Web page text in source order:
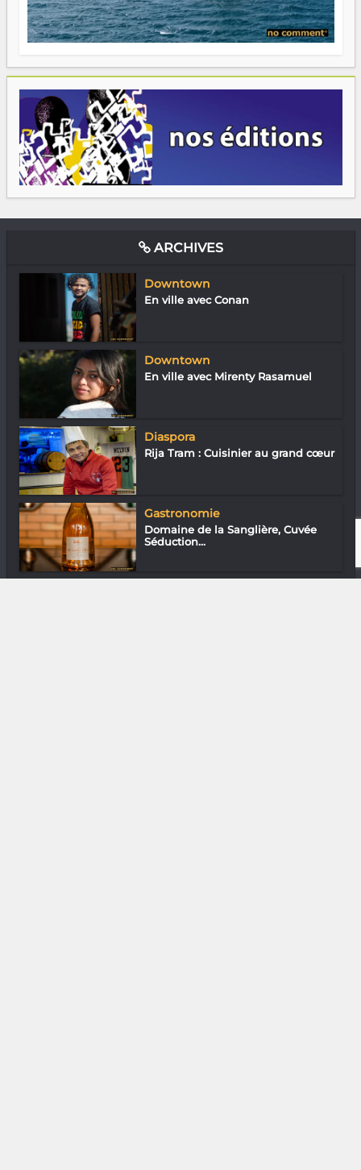
ARCHIVES
Downtown
En ville avec Conan
Downtown
En ville avec Mirenty Rasamuel
Diaspora
Rija Tram : Cuisinier au grand cœur
Gastronomie
Domaine de la Sanglière, Cuvée
Séduction...